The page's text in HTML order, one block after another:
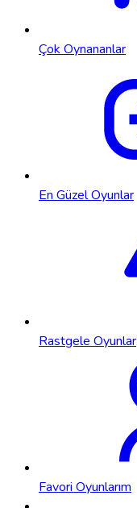
Çok Oynananlar
En Güzel Oyunlar
Rastgele Oyunlar
Favori Oyunlarım